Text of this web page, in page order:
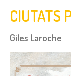
CIUTATS
Giles Laroche